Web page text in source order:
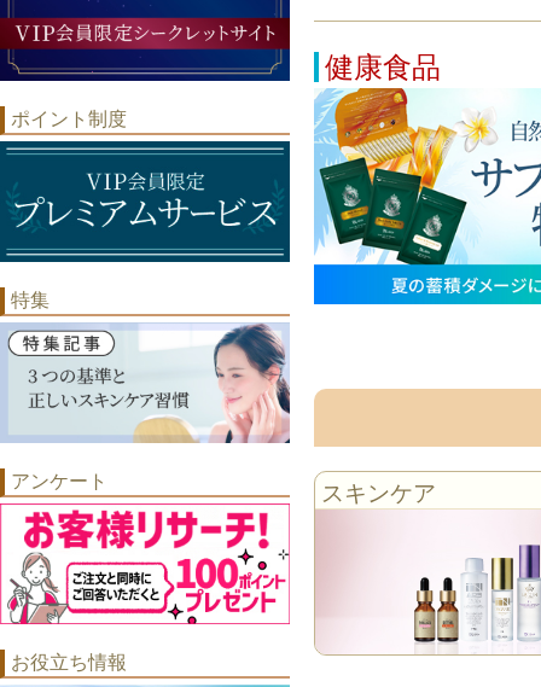
ポイント制度
特集
アンケート
お役立ち情報
健康食品
スキンケア